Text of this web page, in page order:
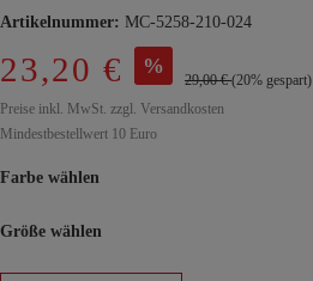
Artikelnummer: MC-5258-210-024
23,20 € %
29,00 €(20% gespart)
Preise inkl. MwSt. zzgl. Versandkosten
Mindestbestellwert 10 Euro
Farbe wählen
Größe wählen